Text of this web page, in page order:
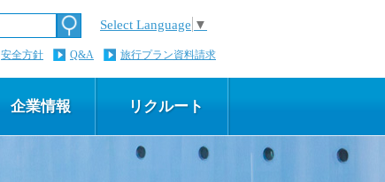
Select Language ▼
安全方針 Q&A 旅行プラン資料請求
企業情報 リクルート